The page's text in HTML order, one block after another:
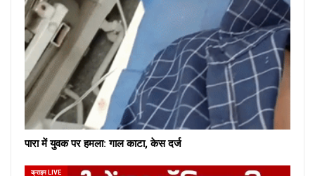
पारा में युवक पर हमला: गाल काटा, केस दर्ज
क्राइम LIVE